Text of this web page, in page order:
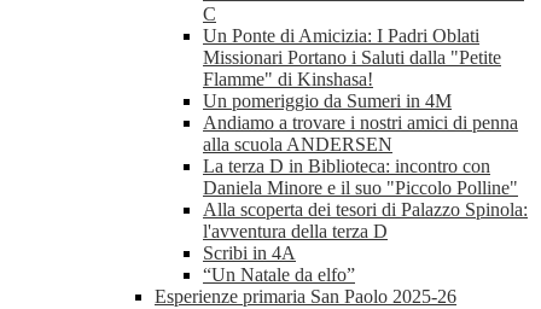
C
Un Ponte di Amicizia: I Padri Oblati
Missionari Portano i Saluti dalla "Petite
Flamme" di Kinshasa!
Un pomeriggio da Sumeri in 4M
Andiamo a trovare i nostri amici di penna
alla scuola ANDERSEN
La terza D in Biblioteca: incontro con
Daniela Minore e il suo "Piccolo Polline"
Alla scoperta dei tesori di Palazzo Spinola:
l'avventura della terza D
Scribi in 4A
“Un Natale da elfo”
Esperienze primaria San Paolo 2025-26